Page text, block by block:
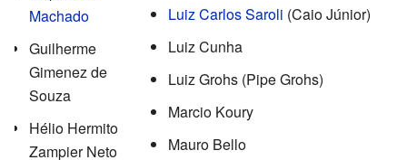
Machado
Guilherme
Gimenez de
Souza
Hélio Hermito
Zampier Neto
Luiz Carlos Saroli (Caio Júnior)
Luiz Cunha
Luiz Grohs (Pipe Grohs)
Marcio Koury
Mauro Bello